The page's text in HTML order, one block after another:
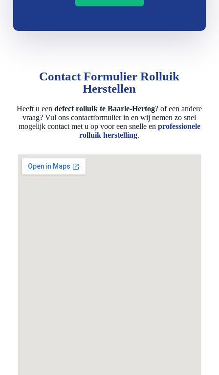
Contact Formulier Rolluik
Herstellen
Heeft u eendefect rolluik te Baarle-Hertog? of een andere
vraag? Vul ons contactformulier in en wij nemen zo snel
mogelijk contact met u op voor een snelle en professionele
rolluik herstelling.